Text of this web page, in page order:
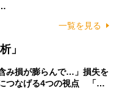
一覧を見る
」
み損が膨らんで…」損失を
つなげる4つの視点 「…